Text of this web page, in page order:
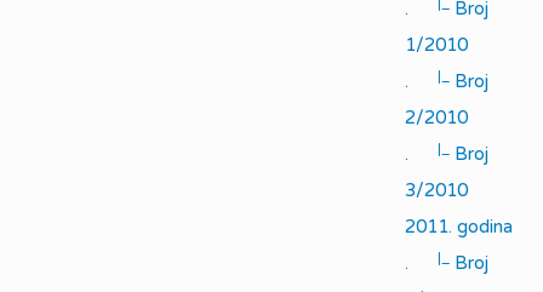
.
|_ Broj
1/2010
.
|_ Broj
2/2010
.
|_ Broj
3/2010
2011. godina
.
|_ Broj